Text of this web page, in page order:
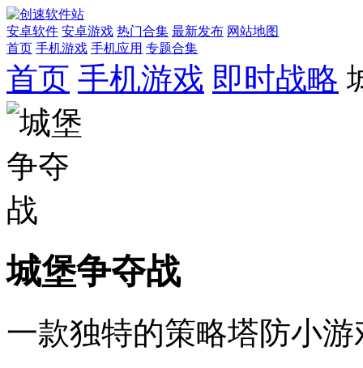
安卓软件 安卓游戏 热门合集 最新发布 网站地图
首页 手机游戏 手机应用 专题合集
首页 手机游戏 即时战略
城堡争夺战
一款独特的策略塔防小游